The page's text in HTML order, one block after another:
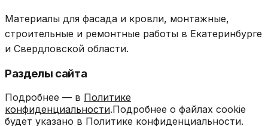
Материалы для фасада и кровли, монтажные,
строительные и ремонтные работы в Екатеринбурге
и Свердловской области.
Разделы сайта
Подробнее — в Политике
конфиденциальности.Подробнее о файлах cookie
будет указано в Политике конфиденциальности.